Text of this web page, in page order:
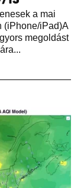
a mai
iPad)A
megoldást